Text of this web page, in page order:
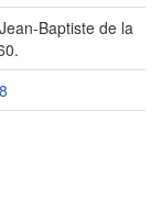
Baptiste de la